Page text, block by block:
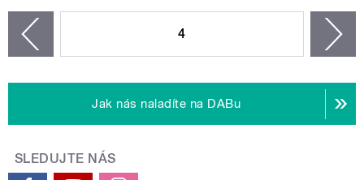
4
Jak nás naladíte na DABu
SLEDUJTE NÁS